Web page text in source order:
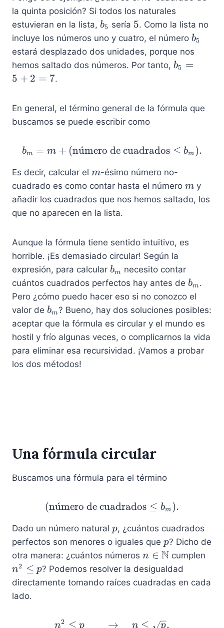
=
1
2
la quinta posición? Si todos los naturales
estuvieran en la lista, b
_
5
b5 sería 5
5. Como la lista no
incluye los números uno y cuatro, el número b
_
5
b5
estará desplazado dos unidades, porque nos
hemos saltado dos números. Por tanto, b
5
=
b5 =
5 + 2 = 7.
En general, el término general de la fórmula que
buscamos se puede escribir como
b_m = m +
bm = m + (nu
ˊmero de cuadrados ≤ bm ).
Es decir, calcular el m
m-ésimo número no-
cuadrado es como contar hasta el número m
m y
añadir los cuadrados que nos hemos saltado, los
que no aparecen en la lista.
Aunque la fórmula tiene sentido intuitivo, es
horrible. ¡Es demasiado circular! Según la
expresión, para calcular b
_
m
bm
necesito contar
cuántos cuadrados perfectos hay antes de b
_
m
bm .
Pero ¿cómo puedo hacer eso si no conozco el
valor de b
_
m
bm? Bueno, hay dos soluciones posibles:
aceptar que la fórmula es circular y el mundo es
hostil y frío algunas veces, o complicarnos la vida
para eliminar esa recursividad. ¡Vamos a probar
los dos métodos!
Una fórmula circular
Buscamos una fórmula para el término
(\text{número de
(nu
ˊmero de cuadrados ≤ bm ).
Dado un número natural p
p, ¿cuántos cuadrados
perfectos son menores o iguales que p
p? Dicho de
otra manera: ¿cuántos números n
\i
n
n ∈ N cumplen
2
n2 ≤ p? Podemos resolver la desigualdad
directamente tomando raíces cuadradas en cada
lado.
n^2 \leq p
n2 ≤ p → n ≤ p.